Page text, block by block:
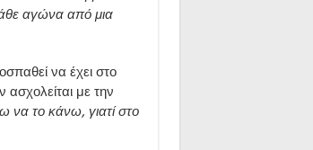
αγώνα από μια
να έχει στο
με την
να το κάνω, γιατί στο